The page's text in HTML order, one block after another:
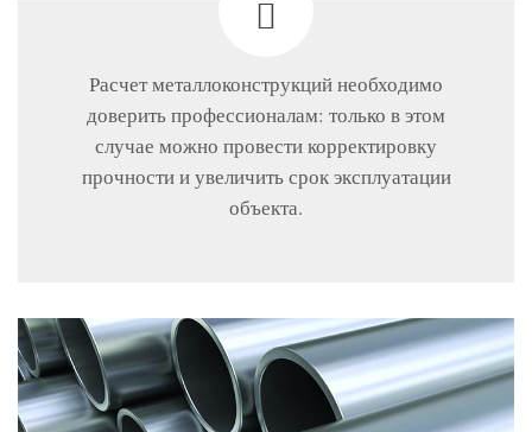
Расчет металлоконструкций необходимо
доверить профессионалам: только в этом
случае можно провести корректировку
прочности и увеличить срок эксплуатации
объекта.